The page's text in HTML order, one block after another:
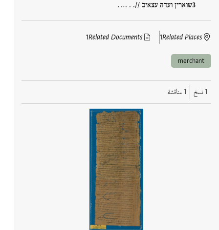
שוארין ועדה עצאיב //. . .…
Related Places
1
Related Documents
1
merchant
1 نسخ 1 مناقشة